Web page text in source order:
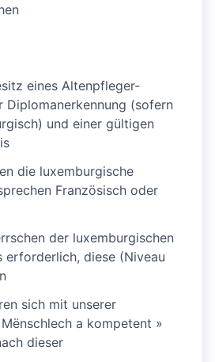
eines Altenpfleger-
Diplomanerkennung (sofern
und einer gültigen
die luxemburgische
Französisch oder
der luxemburgischen
erforderlich, diese (Niveau
sich mit unserer
a kompetent »
dieser